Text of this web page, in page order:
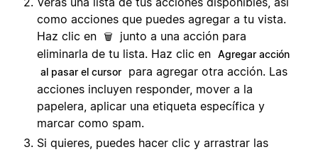
como acciones que puedes agregar a tu vista.
Haz clic en
🗑️
junto a una acción para
eliminarla de tu lista. Haz clic en Agregar acción
al pasar el cursor
para agregar otra acción. Las
acciones incluyen responder, mover a la
papelera, aplicar una etiqueta específica y
marcar como spam.
Si quieres, puedes hacer clic y arrastrar las